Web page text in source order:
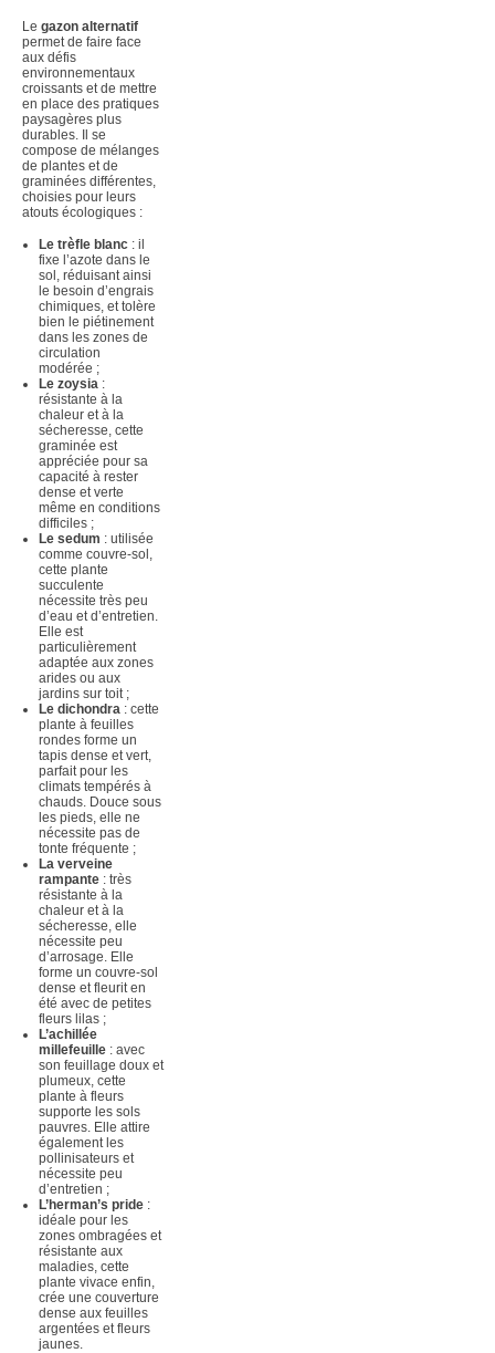
Le gazon alternatif
permet de faire face
aux défis
environnementaux
croissants et de mettre
en place des pratiques
paysagères plus
durables. Il se
compose de mélanges
de plantes et de
graminées différentes,
choisies pour leurs
atouts écologiques :
Le trèfle blanc : il
fixe l’azote dans le
sol, réduisant ainsi
le besoin d’engrais
chimiques, et tolère
bien le piétinement
dans les zones de
circulation
modérée ;
Le zoysia :
résistante à la
chaleur et à la
sécheresse, cette
graminée est
appréciée pour sa
capacité à rester
dense et verte
même en conditions
difficiles ;
Le sedum : utilisée
comme couvre-sol,
cette plante
succulente
nécessite très peu
d’eau et d’entretien.
Elle est
particulièrement
adaptée aux zones
arides ou aux
jardins sur toit ;
Le dichondra : cette
plante à feuilles
rondes forme un
tapis dense et vert,
parfait pour les
climats tempérés à
chauds. Douce sous
les pieds, elle ne
nécessite pas de
tonte fréquente ;
La verveine
rampante : très
résistante à la
chaleur et à la
sécheresse, elle
nécessite peu
d’arrosage. Elle
forme un couvre-sol
dense et fleurit en
été avec de petites
fleurs lilas ;
L’achillée
millefeuille : avec
son feuillage doux et
plumeux, cette
plante à fleurs
supporte les sols
pauvres. Elle attire
également les
pollinisateurs et
nécessite peu
d’entretien ;
L’herman’s pride :
idéale pour les
zones ombragées et
résistante aux
maladies, cette
plante vivace enfin,
crée une couverture
dense aux feuilles
argentées et fleurs
jaunes.